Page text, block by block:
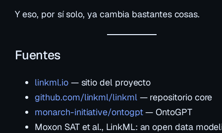
Y eso, por sí solo, ya cambia bastantes cosas.
Fuentes
linkml.io— sitio del proyecto
github.com/linkml/linkml— repositorio core
monarch-initiative/ontogpt— OntoGPT
Moxon SAT et al., LinkML: an open data